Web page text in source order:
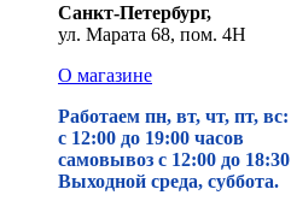
Санкт-Петербург,
ул. Марата 68, пом. 4Н
О магазине
Работаем пн, вт, чт, пт, вс:
с 12:00 до 19:00 часов
самовывоз с 12:00 до 18:30
Выходной среда, суббота.